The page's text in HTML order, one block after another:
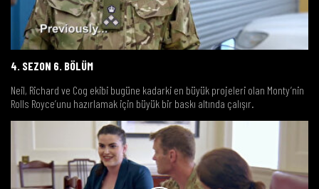
4. SEZON 6. BÖLÜM
Neil, Richard ve Cog ekibi bugüne kadarki en büyük projeleri olan Monty’nin
Rolls Royce’unu hazırlamak için büyük bir baskı altında çalışır.